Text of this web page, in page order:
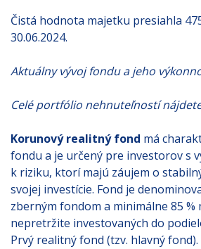
Čistá hodnota majetku presiahla
30.06.2024.
Aktuálny vývoj fondu a jeho
Celé portfólio nehnuteľností
Korunový realitný fond má
fondu a je určený pre investorov s
k riziku, ktorí majú záujem o
svojej investície. Fond je
zberným fondom a minimálne 85
nepretržite investovaných do
Prvý realitný fond (tzv. hlavný fond).